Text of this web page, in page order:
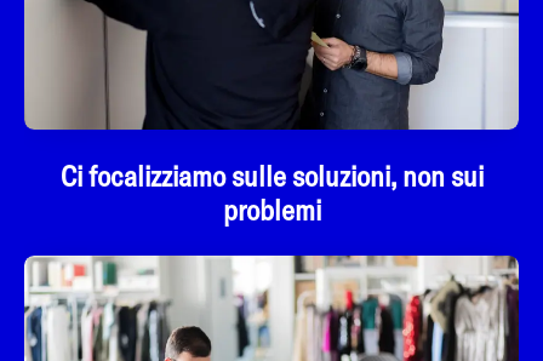
Ci focalizziamo sulle soluzioni, non sui
problemi